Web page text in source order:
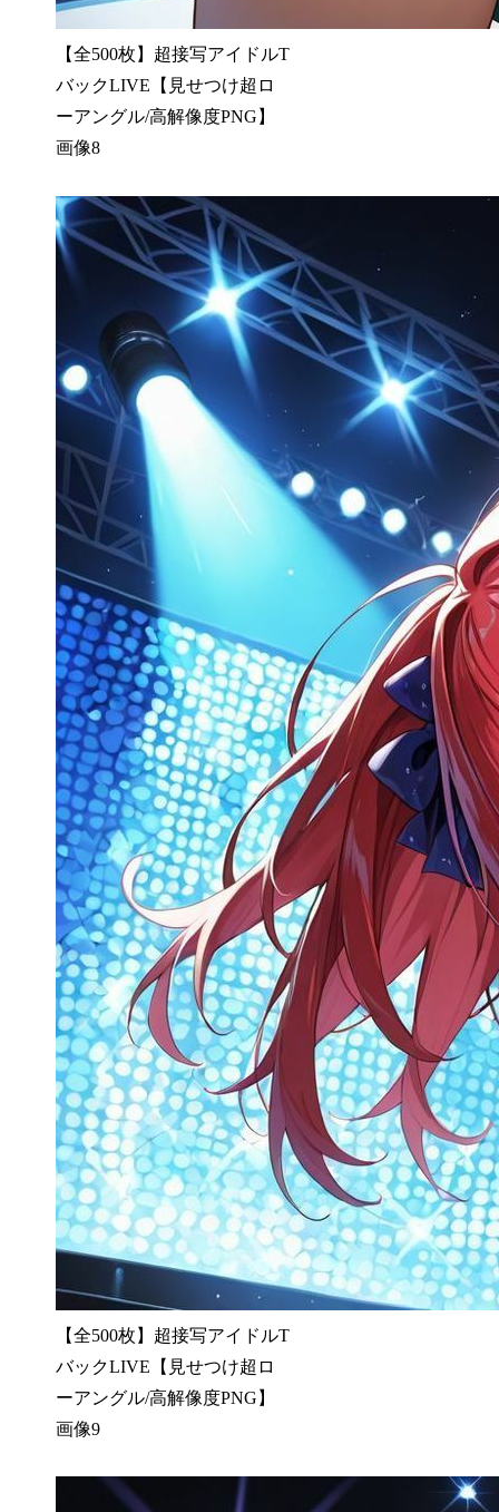
【全500枚】超接写アイドルT
バックLIVE【見せつけ超ロ
ーアングル/高解像度PNG】
画像8
【全500枚】超接写アイドルT
バックLIVE【見せつけ超ロ
ーアングル/高解像度PNG】
画像9